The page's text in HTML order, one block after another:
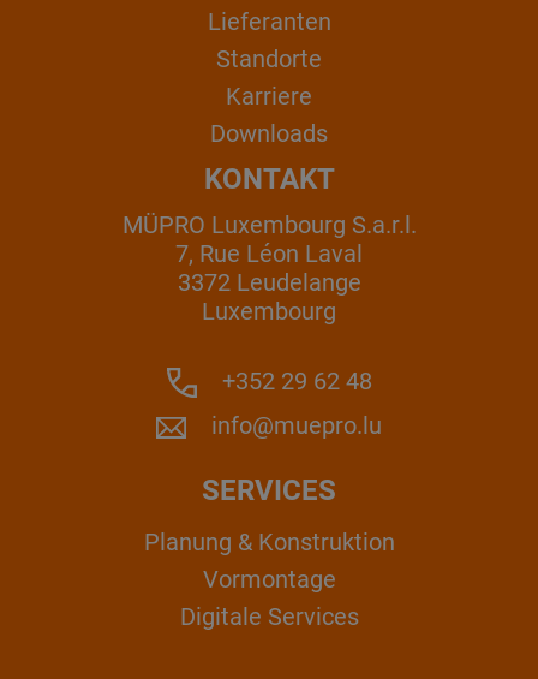
Lieferanten
Standorte
Karriere
Downloads
KONTAKT
MÜPRO Luxembourg S.a.r.l.
7, Rue Léon Laval
3372 Leudelange
Luxembourg
+352 29 62 48
info@muepro.lu
SERVICES
Planung & Konstruktion
Vormontage
Digitale Services